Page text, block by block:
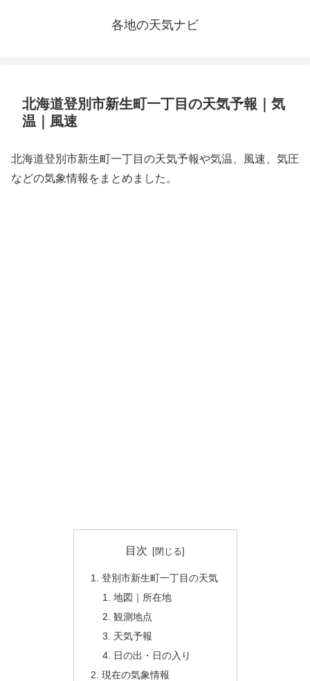
各地の天気ナビ
北海道登別市新生町一丁目の天気予報｜気
温｜風速
北海道登別市新生町一丁目の天気予報や気温、風速、気圧
などの気象情報をまとめました。
目次
登別市新生町一丁目の天気
地図｜所在地
観測地点
天気予報
日の出・日の入り
現在の気象情報